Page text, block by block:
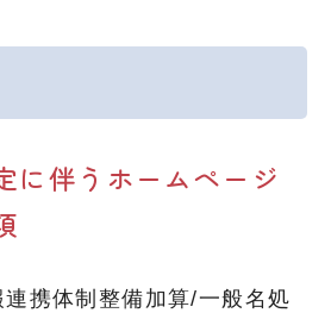
に伴うホームページ
連携体制整備加算/一般名処